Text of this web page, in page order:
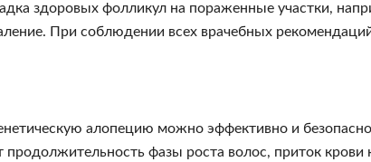
здоровых фолликул на пораженные участки,
При соблюдении всех врачебных
алопецию можно эффективно и
продолжительность фазы роста волос, приток